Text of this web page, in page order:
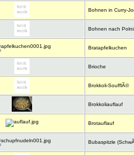
Bohnen in Curry-
Bohnen nach
Bratapfelkuchen
Brioche
Brokkoli-SoufflÃ©
Brokkoliauflauf
Brotauflauf
Bubaspitzle